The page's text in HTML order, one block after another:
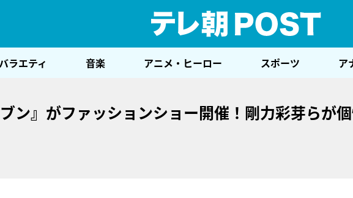
ラエティ 音楽 アニメ・ヒーロー スポーツ ア
ン』がファッションショー開催！剛力彩芽らが